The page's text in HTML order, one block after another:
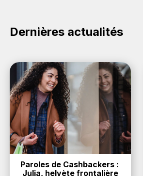
Dernières actualités
Paroles de Cashbackers :
Julia, helvète frontalière